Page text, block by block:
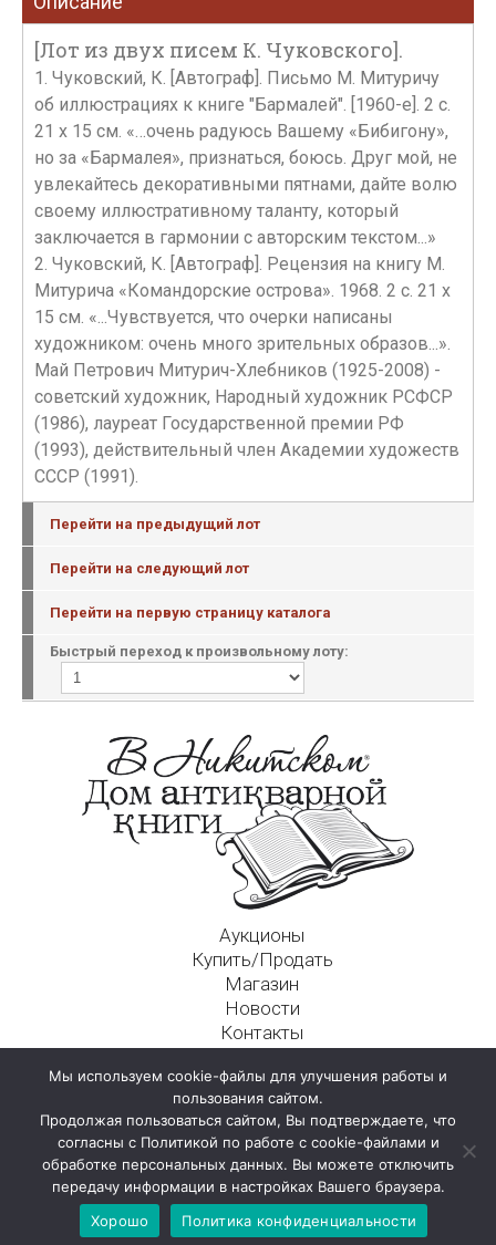
[Лот из двух писем К. Чуковского].
1. Чуковский, К. [Автограф]. Письмо М. Митуричу
об иллюстрациях к книге "Бармалей". [1960-е]. 2 с.
21 х 15 см. «…очень радуюсь Вашему «Бибигону»,
но за «Бармалея», признаться, боюсь. Друг мой, не
увлекайтесь декоративными пятнами, дайте волю
своему иллюстративному таланту, который
заключается в гармонии с авторским текстом...»
2. Чуковский, К. [Автограф]. Рецензия на книгу М.
Митурича «Командорские острова». 1968. 2 с. 21 х
15 см. «...Чувствуется, что очерки написаны
художником: очень много зрительных образов...».
Май Петрович Митурич-Хлебников (1925-2008) -
советский художник, Народный художник РСФСР
(1986), лауреат Государственной премии РФ
(1993), действительный член Академии художеств
СССР (1991).
Перейти на предыдущий лот
Перейти на следующий лот
Перейти на первую страницу каталога
Быстрый переход к произвольному лоту:
Аукционы
Купить/Продать
Магазин
Новости
Контакты
125009, г. Москва, Никитский пер., д. 4а, стр. 1
Мы используем cookie-файлы для улучшения работы и
пользования сайтом.
Продолжая пользоваться сайтом, Вы подтверждаете, что
согласны с Политикой по работе с cookie-файлами и
обработке персональных данных. Вы можете отключить
передачу информации в настройках Вашего браузера.
Хорошо
Политика конфиденциальности